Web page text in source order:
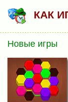
КАК
Новые игры